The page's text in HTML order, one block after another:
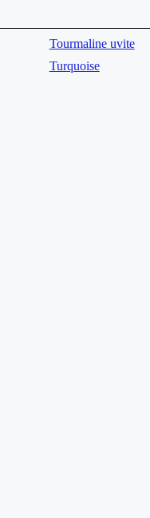
Tourmaline uvite
Turquoise